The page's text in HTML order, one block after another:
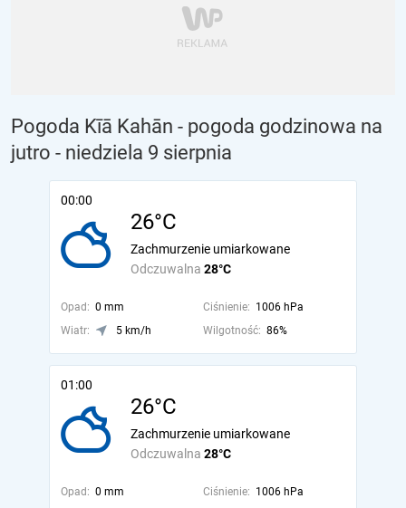
Pogoda Kīā Kahān - pogoda godzinowa na
jutro - niedziela 9 sierpnia
00:00
26°C
Odczuwalna 28°C
Zachmurzenie umiarkowane
Opad: 0 mm Ciśnienie: 1006 hPa
Wiatr:
5 km/h Wilgotność: 86%
01:00
26°C
Odczuwalna 28°C
Zachmurzenie umiarkowane
Opad: 0 mm Ciśnienie: 1006 hPa